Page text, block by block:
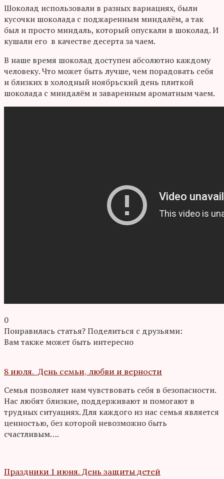
Шоколад использовали в разных вариациях, были
кусочки шоколада с поджаренным миндалём, а так
был и просто миндаль, который опускали в шоколад. И
кушали его в качестве десерта за чаем.
В наше время шоколад доступен абсолютно каждому
человеку. Что может быть лучше, чем порадовать себя
и близких в холодный ноябрьский день плиткой
шоколада с миндалём и заваренным ароматным чаем.
0
Понравилась статья? Поделиться с друзьями:
Вам также может быть интересно
8 июля. День семьи, любви и верности
Семья позволяет нам чувствовать себя в безопасности.
Нас любят близкие, поддерживают и помогают в
трудных ситуациях. Для каждого из нас семья является
ценностью, без которой невозможно быть
счастливым….
Праздники 1 июня. День защиты детей